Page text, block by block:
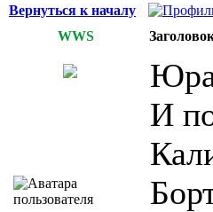
Вернуться к началу
WWS
И